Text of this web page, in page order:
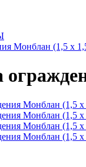
Монблан (1,5 x